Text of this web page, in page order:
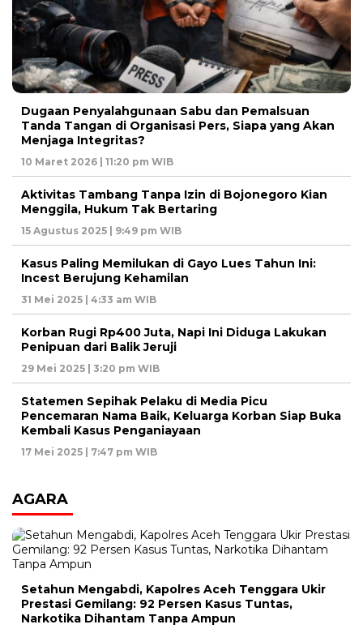
Dugaan Penyalahgunaan Sabu dan Pemalsuan
Tanda Tangan di Organisasi Pers, Siapa yang Akan
Menjaga Integritas?
10 Maret 2026 | 11:20 pm WIB
Aktivitas Tambang Tanpa Izin di Bojonegoro Kian
Menggila, Hukum Tak Bertaring
15 Agustus 2025 | 9:49 pm WIB
Kasus Paling Memilukan di Gayo Lues Tahun Ini:
Incest Berujung Kehamilan
31 Mei 2025 | 4:33 am WIB
Korban Rugi Rp400 Juta, Napi Ini Diduga Lakukan
Penipuan dari Balik Jeruji
29 Mei 2025 | 3:20 pm WIB
Statemen Sepihak Pelaku di Media Picu
Pencemaran Nama Baik, Keluarga Korban Siap Buka
Kembali Kasus Penganiayaan
17 Mei 2025 | 7:47 pm WIB
AGARA
Setahun Mengabdi, Kapolres Aceh Tenggara Ukir
Prestasi Gemilang: 92 Persen Kasus Tuntas,
Narkotika Dihantam Tanpa Ampun